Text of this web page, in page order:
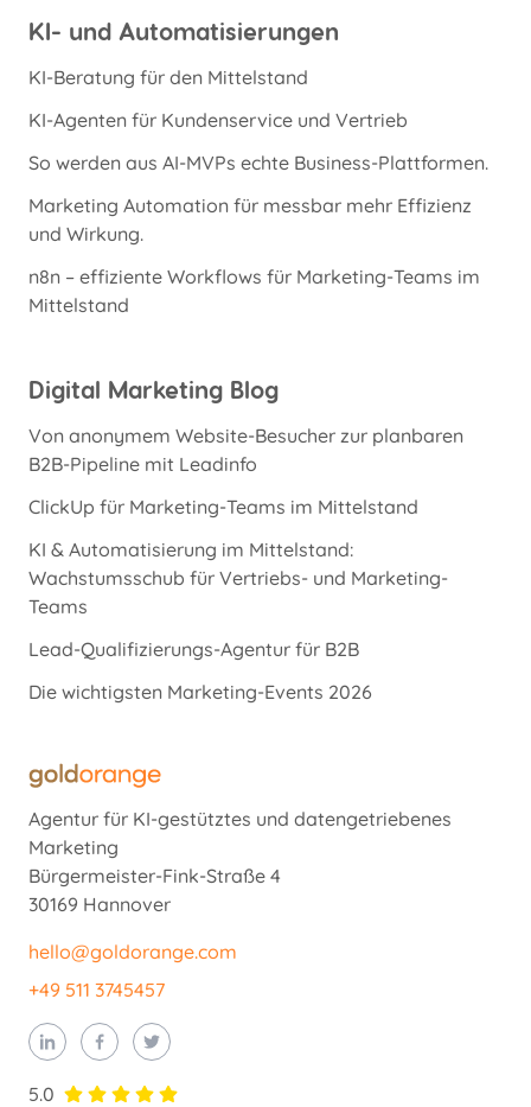
KI- und Automatisierungen
KI-Beratung für den Mittelstand
KI-Agenten für Kundenservice und Vertrieb
So werden aus AI-MVPs echte Business-Plattformen.
Marketing Automation für messbar mehr Effizienz
und Wirkung.
n8n – effiziente Workflows für Marketing-Teams im
Mittelstand
Digital Marketing Blog
Von anonymem Website-Besucher zur planbaren
B2B-Pipeline mit Leadinfo
ClickUp für Marketing-Teams im Mittelstand
KI & Automatisierung im Mittelstand:
Wachstumsschub für Vertriebs- und Marketing-
Teams
Lead-Qualifizierungs-Agentur für B2B
Die wichtigsten Marketing-Events 2026
Agentur für KI-gestütztes und datengetriebenes
Marketing
Bürgermeister-Fink-Straße 4
30169 Hannover
hello@goldorange.com
+49 511 3745457
5.0